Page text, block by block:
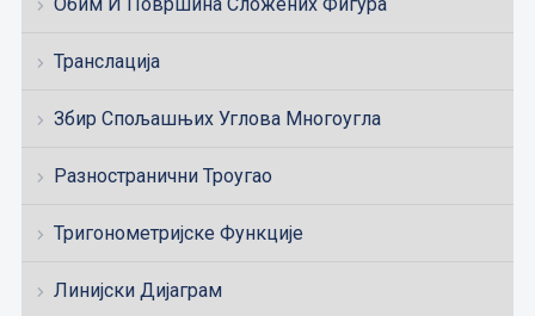
Транслација
Збир Спољашњих Углова Многоугла
Разностранични Троугао
Тригонометријске Функције
Линијски Дијаграм